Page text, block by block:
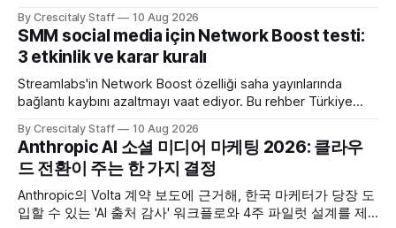
By Crescitaly Staff 10 Aug 2026
SMM social media için Network Boost testi:
3 etkinlik ve karar kuralı
Streamlabs'in Network Boost özelliği saha yayınlarında
bağlantı kaybını azaltmayı vaat ediyor. Bu rehber Türkiye
By Crescitaly Staff 10 Aug 2026
Anthropic AI 소셜 미디어 마케팅 2026: 클라우
드 전환이 주는 한 가지 결정
Anthropic의 Volta 계약 보도에 근거해, 한국 마케터가 당장 도
입할 수 있는 'AI 출처 감사' 워크플로와 4주 파일럿 설계를 제